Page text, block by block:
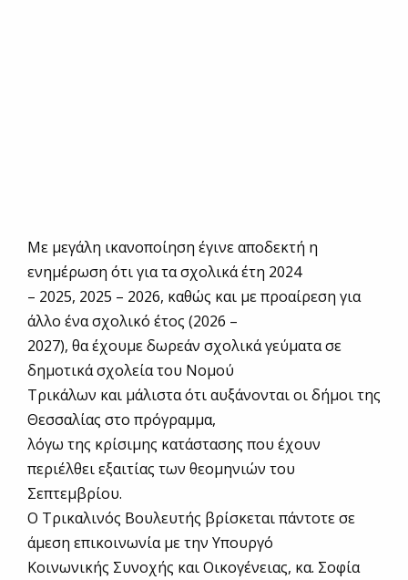
Με μεγάλη ικανοποίηση έγινε αποδεκτή η
ενημέρωση ότι για τα σχολικά έτη 2024
– 2025, 2025 – 2026, καθώς και με προαίρεση για
άλλο ένα σχολικό έτος (2026 –
2027), θα έχουμε δωρεάν σχολικά γεύματα σε
δημοτικά σχολεία του Νομού
Τρικάλων και μάλιστα ότι αυξάνονται οι δήμοι της
Θεσσαλίας στο πρόγραμμα,
λόγω της κρίσιμης κατάστασης που έχουν
περιέλθει εξαιτίας των θεομηνιών του
Σεπτεμβρίου.
Ο Τρικαλινός Βουλευτής βρίσκεται πάντοτε σε
άμεση επικοινωνία με την Υπουργό
Κοινωνικής Συνοχής και Οικογένειας, κα. Σοφία